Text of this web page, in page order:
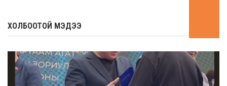
ХОЛБООТОЙ МЭДЭЭ